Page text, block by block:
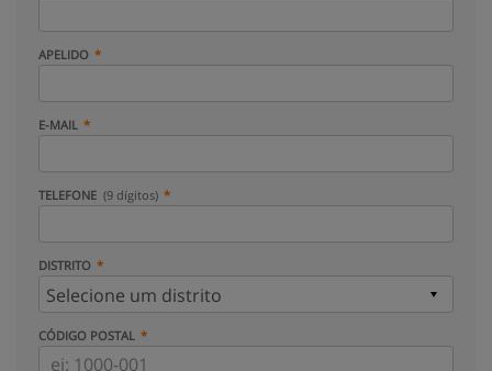
APELIDO
E-MAIL
TELEFONE (9 dígitos)
DISTRITO
CÓDIGO POSTAL